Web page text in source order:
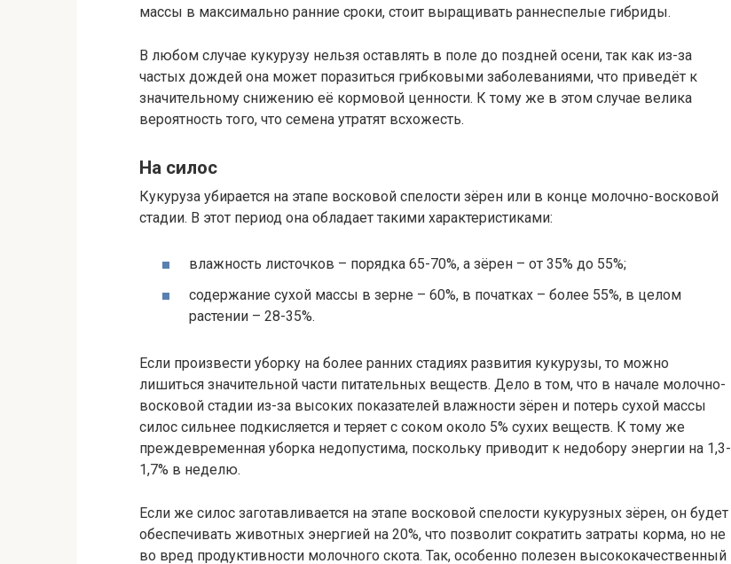
массы в максимально ранние сроки, стоит выращивать раннеспелые гибриды.
В любом случае кукурузу нельзя оставлять в поле до поздней осени, так как из-за
частых дождей она может поразиться грибковыми заболеваниями, что приведёт к
значительному снижению её кормовой ценности. К тому же в этом случае велика
вероятность того, что семена утратят всхожесть.
На силос
Кукуруза убирается на этапе восковой спелости зёрен или в конце молочно-восковой
стадии. В этот период она обладает такими характеристиками:
влажность листочков – порядка 65-70%, а зёрен – от 35% до 55%;
содержание сухой массы в зерне – 60%, в початках – более 55%, в целом
растении – 28-35%.
Если произвести уборку на более ранних стадиях развития кукурузы, то можно
лишиться значительной части питательных веществ. Дело в том, что в начале молочно-
восковой стадии из-за высоких показателей влажности зёрен и потерь сухой массы
силос сильнее подкисляется и теряет с соком около 5% сухих веществ. К тому же
преждевременная уборка недопустима, поскольку приводит к недобору энергии на 1,3-
1,7% в неделю.
Если же силос заготавливается на этапе восковой спелости кукурузных зёрен, он будет
обеспечивать животных энергией на 20%, что позволит сократить затраты корма, но не
во вред продуктивности молочного скота. Так, особенно полезен высококачественный